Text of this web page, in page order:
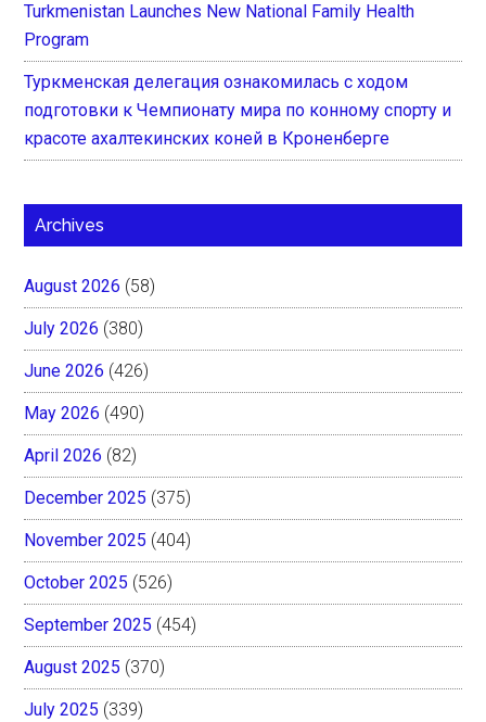
Turkmenistan Launches New National Family Health
Program
Туркменская делегация ознакомилась с ходом
подготовки к Чемпионату мира по конному спорту и
красоте ахалтекинских коней в Кроненберге
Archives
August 2026 (58)
July 2026 (380)
June 2026 (426)
May 2026 (490)
April 2026 (82)
December 2025 (375)
November 2025 (404)
October 2025 (526)
September 2025 (454)
August 2025 (370)
July 2025 (339)